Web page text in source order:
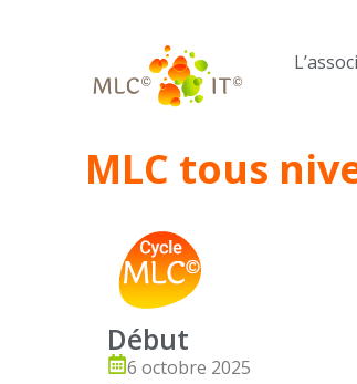
MLC tous
Début
6 octobre 2025